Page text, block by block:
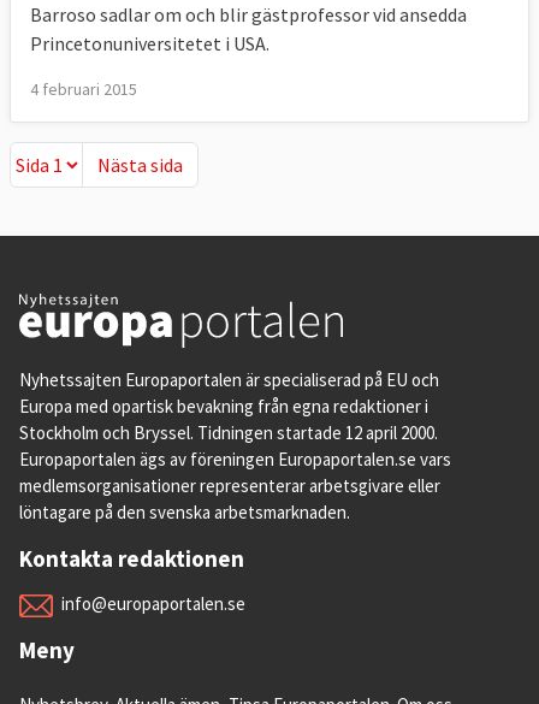
Barroso sadlar om och blir gästprofessor vid ansedda
Princetonuniversitetet i USA.
4 februari 2015
Nästa sida
Nästa sida
Nyhetssajten Europaportalen är specialiserad på EU och
Europa med opartisk bevakning från egna redaktioner i
Stockholm och Bryssel. Tidningen startade 12 april 2000.
Europaportalen ägs av föreningen Europaportalen.se vars
medlemsorganisationer representerar arbetsgivare eller
löntagare på den svenska arbetsmarknaden.
Kontakta redaktionen
info@europaportalen.se
Meny